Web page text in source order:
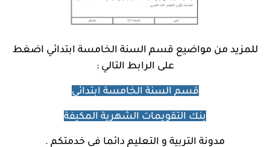
للمزيد من مواضيع قسم السنة الخامسة ابتدائي اضغط
على الرابط التالي :
قسم السنة الخامسة ابتدائي
بنك التقويمات الشهرية المكيفة
مدونة التربية و التعليم دائما في خدمتكم .